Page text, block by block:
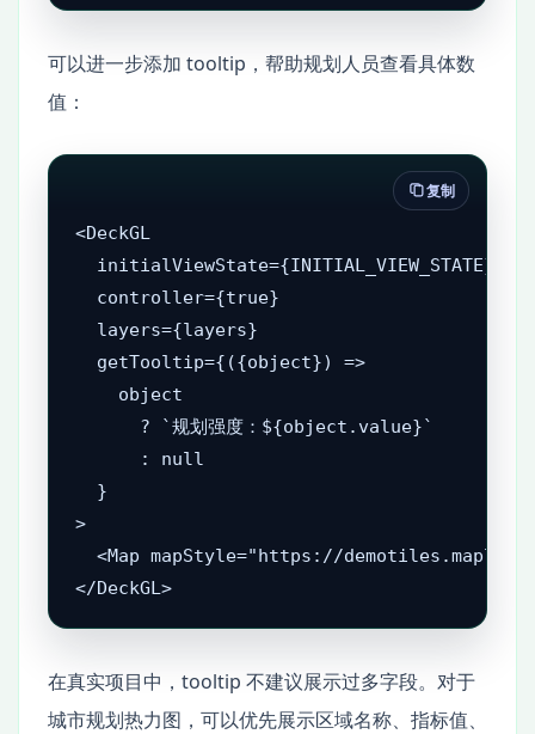
可以进一步添加 tooltip，帮助规划人员查看具体数
值：
<DeckGL
  initialViewState={INITIAL_VIEW_STATE}
  controller={true}
  layers={layers}
  getTooltip={({object}) =>
    object
      ? `规划强度：${object.value}`
      : null
  }
>
<Map mapStyle="https://
</DeckGL>
复制
在真实项目中，tooltip 不建议展示过多字段。对于
城市规划热力图，可以优先展示区域名称、指标值、